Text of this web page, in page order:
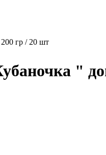
гр / 20 шт
"